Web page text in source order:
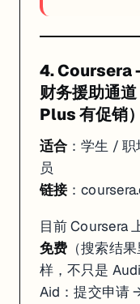
4. Coursera
财务援助通
Plus 有促销）
适合 ：学生 /
员
链接：
目前 Coursera
免费 （搜索结
样，不只是
Aid：提交申请